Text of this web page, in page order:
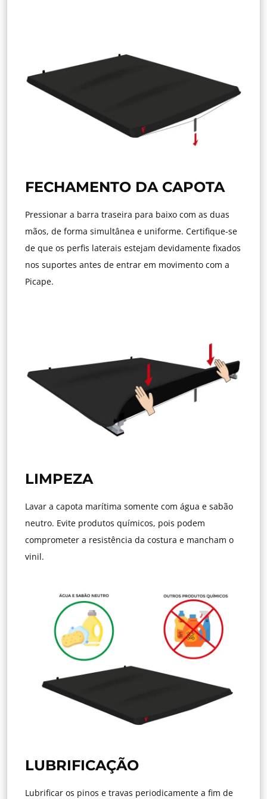
FECHAMENTO DA CAPOTA
Pressionar a barra traseira para baixo com as duas
mãos, de forma simultânea e uniforme. Certifique-se
de que os perfis laterais estejam devidamente fixados
nos suportes antes de entrar em movimento com a
Picape.
LIMPEZA
Lavar a capota marítima somente com água e sabão
neutro. Evite produtos químicos, pois podem
comprometer a resistência da costura e mancham o
vinil.
LUBRIFICAÇÃO
Lubrificar os pinos e travas periodicamente a fim de